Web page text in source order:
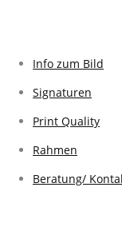
Info zum Bild
Signaturen
Print Quality
Rahmen
Beratung/